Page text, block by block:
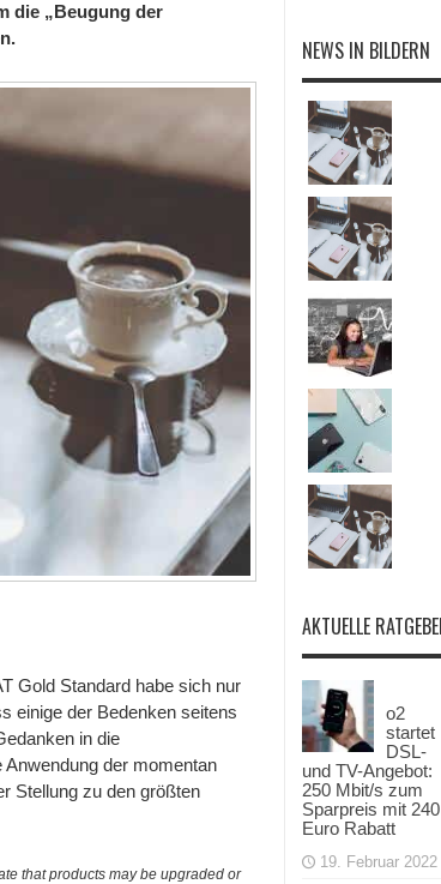
die „Beugung der
Gold Standard habe sich nur
einige der Bedenken seitens
in die
der momentan
Stellung zu den größten
that products may be upgraded or
NEWS IN BILDERN
AKTUELLE
o2
startet
DSL-
und TV-Angebot:
250 Mbit/s zum
Sparpreis mit 240
Euro Rabatt
19. Februar 2022